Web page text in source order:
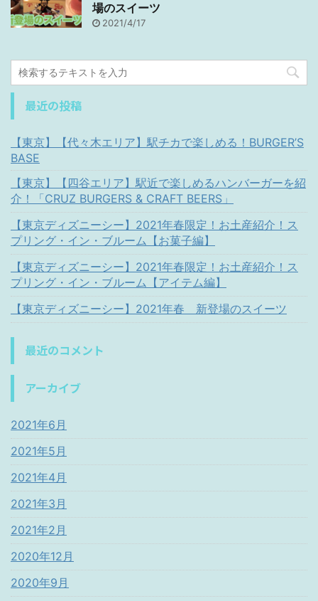
場のスイーツ
2021/4/17
最近の投稿
【東京】【代々木エリア】駅チカで楽しめる！BURGER’S
BASE
【東京】【四谷エリア】駅近で楽しめるハンバーガーを紹
介！「CRUZ BURGERS & CRAFT BEERS」
【東京ディズニーシー】2021年春限定！お土産紹介！ス
プリング・イン・ブルーム【お菓子編】
【東京ディズニーシー】2021年春限定！お土産紹介！ス
プリング・イン・ブルーム【アイテム編】
【東京ディズニーシー】2021年春 新登場のスイーツ
最近のコメント
アーカイブ
2021年6月
2021年5月
2021年4月
2021年3月
2021年2月
2020年12月
2020年9月